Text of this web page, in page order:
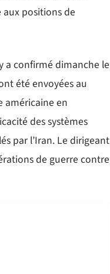
positions de
a confirmé dimanche le
été envoyées au
américaine en
des systèmes
par l’Iran. Le dirigeant
de guerre contre